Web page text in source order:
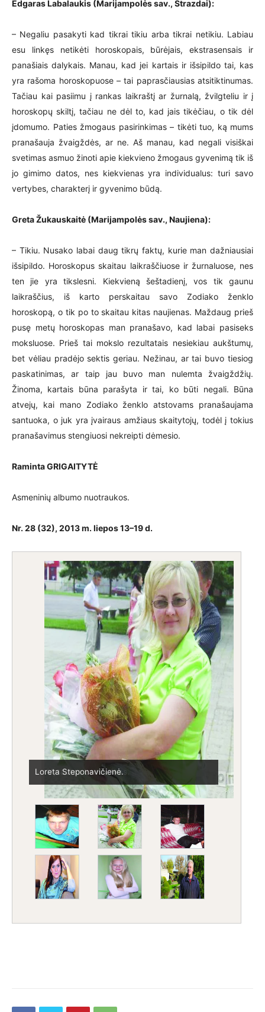
Edgaras Labalaukis (Marijampolės sav., Strazdai):
– Negaliu pasakyti kad tikrai tikiu arba tikrai netikiu. Labiau
esu linkęs netikėti horoskopais, būrėjais, ekstrasensais ir
panašiais dalykais. Manau, kad jei kartais ir išsipildo tai, kas
yra rašoma horoskopuose – tai paprasčiausias atsitiktinumas.
Tačiau kai pasiimu į rankas laikraštį ar žurnalą, žvilgteliu ir į
horoskopų skiltį, tačiau ne dėl to, kad jais tikėčiau, o tik dėl
įdomumo. Paties žmogaus pasirinkimas – tikėti tuo, ką mums
pranašauja žvaigždės, ar ne. Aš manau, kad negali visiškai
svetimas asmuo žinoti apie kiekvieno žmogaus gyvenimą tik iš
jo gimimo datos, nes kiekvienas yra individualus: turi savo
vertybes, charakterį ir gyvenimo būdą.
Greta Žukauskaitė (Marijampolės sav., Naujiena):
– Tikiu. Nusako labai daug tikrų faktų, kurie man dažniausiai
išsipildo. Horoskopus skaitau laikraščiuose ir žurnaluose, nes
ten jie yra tikslesni. Kiekvieną šeštadienį, vos tik gaunu
laikraščius, iš karto perskaitau savo Zodiako ženklo
horoskopą, o tik po to skaitau kitas naujienas. Maždaug prieš
pusę metų horoskopas man pranašavo, kad labai pasiseks
moksluose. Prieš tai mokslo rezultatais nesiekiau aukštumų,
bet vėliau pradėjo sektis geriau. Nežinau, ar tai buvo tiesiog
paskatinimas, ar taip jau buvo man nulemta žvaigždžių.
Žinoma, kartais būna parašyta ir tai, ko būti negali. Būna
atvejų, kai mano Zodiako ženklo atstovams pranašaujama
santuoka, o juk yra įvairaus amžiaus skaitytojų, todėl į tokius
pranašavimus stengiuosi nekreipti dėmesio.
Raminta GRIGAITYTĖ
Asmeninių albumo nuotraukos.
Nr. 28 (32), 2013 m. liepos 13–19 d.
Vytautas Lamauskas.